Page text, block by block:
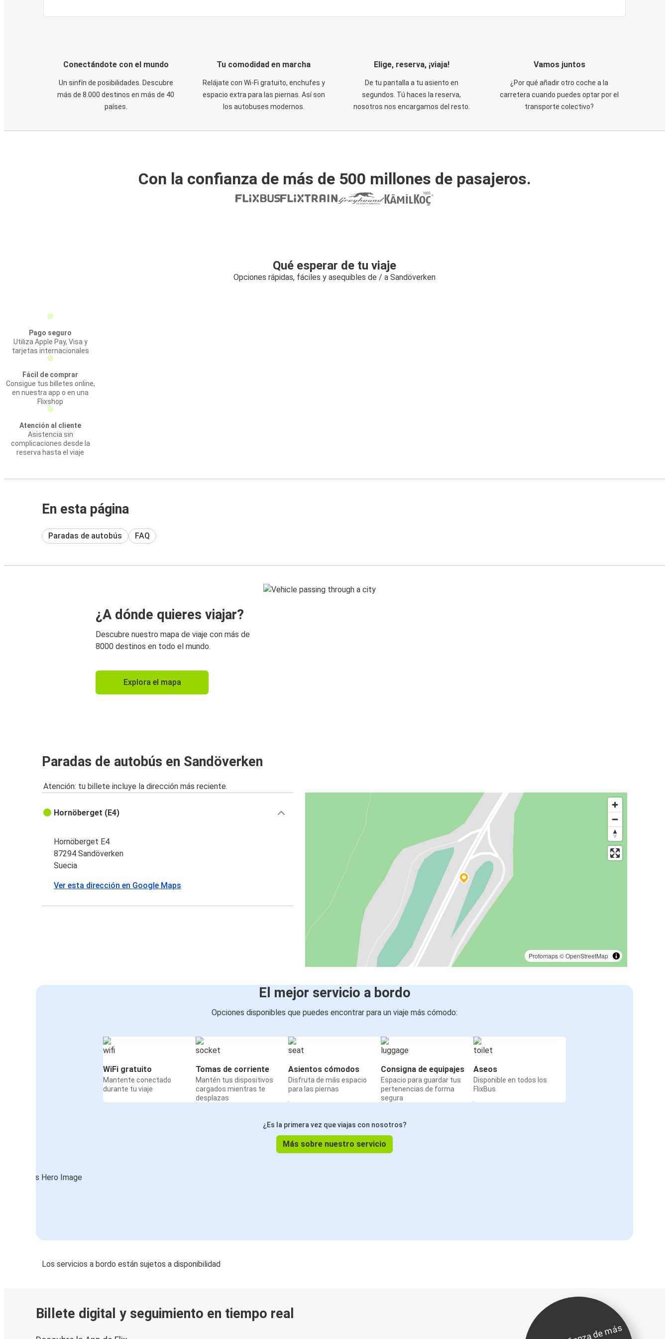
Conectándote con el mundo
Un sinfín de posibilidades. Descubre
más de 8.000 destinos en más de 40
países.
Tu comodidad en marcha
Relájate con Wi-Fi gratuito, enchufes y
espacio extra para las piernas. Así son
los autobuses modernos.
Elige, reserva, ¡viaja!
De tu pantalla a tu asiento en
segundos. Tú haces la reserva,
nosotros nos encargamos del resto.
Vamos juntos
¿Por qué añadir otro coche a la
carretera cuando puedes optar por el
transporte colectivo?
Con la confianza de más de 500 millones de pasajeros.
Qué esperar de tu viaje
Opciones rápidas, fáciles y asequibles de / a Sandöverken
Pago seguro
Utiliza Apple Pay, Visa y
tarjetas internacionales
Fácil de comprar
Consigue tus billetes online,
en nuestra app o en una
Flixshop
Atención al cliente
Asistencia sin
complicaciones desde la
reserva hasta el viaje
En esta página
Paradas de autobús FAQ
¿A dónde quieres viajar?
Descubre nuestro mapa de viaje con más de
8000 destinos en todo el mundo.
Explora el mapa
Paradas de autobús en Sandöverken
Atención: tu billete incluye la dirección más reciente.
Protomaps©OpenStreetMap
Hornöberget (E4)
Hornöberget E4
87294 Sandöverken
Suecia
Ver esta dirección en Google Maps
El mejor servicio a bordo
Opciones disponibles que puedes encontrar para un viaje más cómodo:
WiFi gratuito
Mantente conectado
durante tu viaje
Tomas de corriente
Mantén tus dispositivos
cargados mientras te
desplazas
Asientos cómodos
Disfruta de más espacio
para las piernas
Consigna de equipajes
Espacio para guardar tus
pertenencias de forma
segura
Aseos
Disponible en todos los
FlixBus
¿Es la primera vez que viajas con nosotros?
Más sobre nuestro servicio
Los servicios a bordo están sujetos a disponibilidad
Billete digital y seguimiento en tiempo real